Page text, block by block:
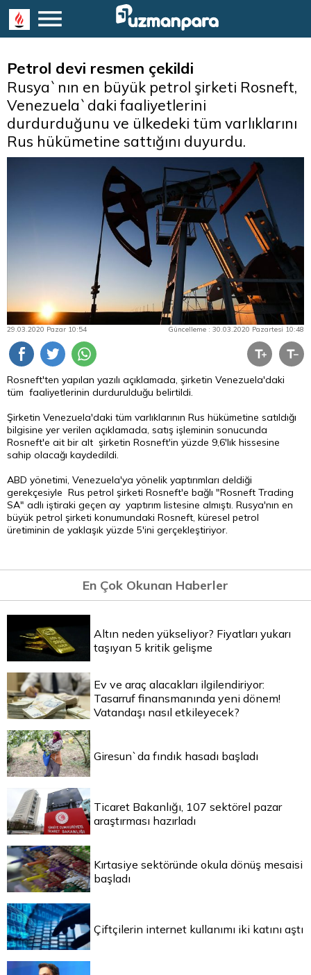
Petrol devi resmen çekildi
Rusya`nın en büyük petrol şirketi Rosneft,
Venezuela`daki faaliyetlerini
durdurduğunu ve ülkedeki tüm varlıklarını
Rus hükümetine sattığını duyurdu.
29.03.2020 Pazar 10:54 Güncelleme : 30.03.2020 Pazartesi 10:48
Rosneft'ten yapılan yazılı açıklamada, şirketin Venezuela'daki
tüm faaliyetlerinin durdurulduğu belirtildi.
Şirketin Venezuela'daki tüm varlıklarının Rus hükümetine satıldığı
bilgisine yer verilen açıklamada, satış işleminin sonucunda
Rosneft'e ait bir alt şirketin Rosneft'in yüzde 9,6'lık hissesine
sahip olacağı kaydedildi.
ABD yönetimi, Venezuela'ya yönelik yaptırımları deldiği
gerekçesiyle Rus petrol şirketi Rosneft'e bağlı "Rosneft Trading
SA" adlı iştiraki geçen ay yaptırım listesine almıştı. Rusya'nın en
büyük petrol şirketi konumundaki Rosneft, küresel petrol
üretiminin de yaklaşık yüzde 5'ini gerçekleştiriyor.
En Çok Okunan Haberler
Altın neden yükseliyor? Fiyatları yukarı
taşıyan 5 kritik gelişme
Ev ve araç alacakları ilgilendiriyor:
Tasarruf finansmanında yeni dönem!
Vatandaşı nasıl etkileyecek?
Giresun`da fındık hasadı başladı
Ticaret Bakanlığı, 107 sektörel pazar
araştırması hazırladı
Kırtasiye sektöründe okula dönüş mesaisi
başladı
Çiftçilerin internet kullanımı iki katını aştı